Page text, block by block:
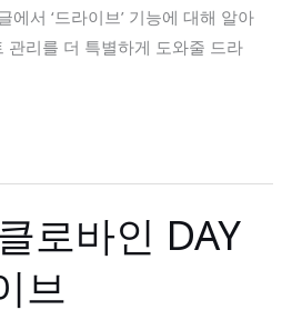
에서 ‘드라이브’ 기능에 대해 알아
관리를 더 특별하게 도와줄 드라
로바인 DAY
브